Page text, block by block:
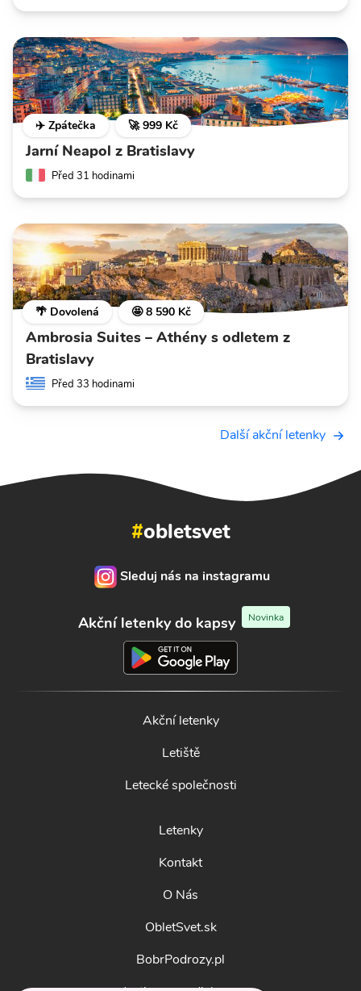
✈️ Zpátečka 🚀 999 Kč
Jarní Neapol z Bratislavy
Před 31 hodinami
🌴 Dovolená 🤩 8 590 Kč
Ambrosia Suites – Athény s odletem z
Bratislavy
Před 33 hodinami
Další akční letenky
#obletsvet
Sleduj nás na instagramu
Akční letenky do kapsy Novinka
Akční letenky
Letiště
Letecké společnosti
Letenky
Kontakt
O Nás
ObletSvet.sk
BobrPodrozy.pl